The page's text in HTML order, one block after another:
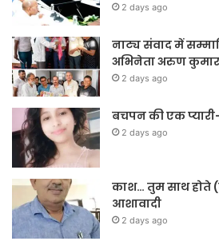
2 days ago
नाट्य संवाद में
अभिनेता अरुण कुमार
2 days ago
बचपन की एक
2 days ago
काश… तुम साथ होते
आशावादी
2 days ago